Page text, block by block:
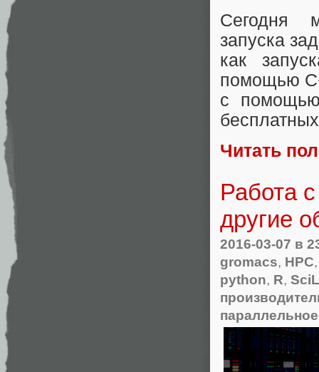
Сегодня
запуска
как
помощью
с
Читать
Работа
другие
2016-03-07 в
gromacs, HPC
python, R,